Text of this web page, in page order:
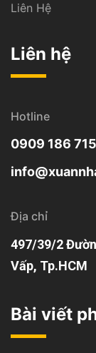
Liên Hệ
Liên hệ
Hotline
0909 186 715
Địa chỉ
497/39/2
Vấp, Tp.HCM
Bài viết